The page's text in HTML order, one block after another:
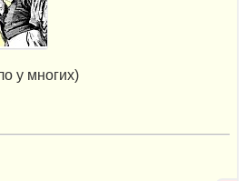
у многих)